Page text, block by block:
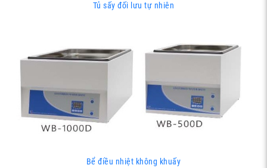
Tủ sấy đối lưu tự nhiên
Bể điều nhiệt không khuấy